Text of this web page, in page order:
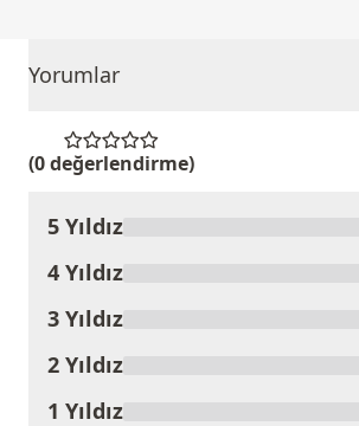
Yorumlar
(0 değerlendirme)
Ürünü Değerlendir
5 Yıldız
4 Yıldız
3 Yıldız
2 Yıldız
1 Yıldız